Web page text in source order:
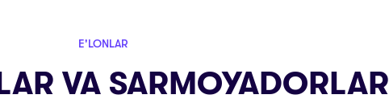
E'LONLAR
VA SARMOYADORLAR